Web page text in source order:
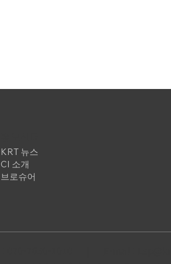
KRT 뉴스
CI 소개
브로슈어